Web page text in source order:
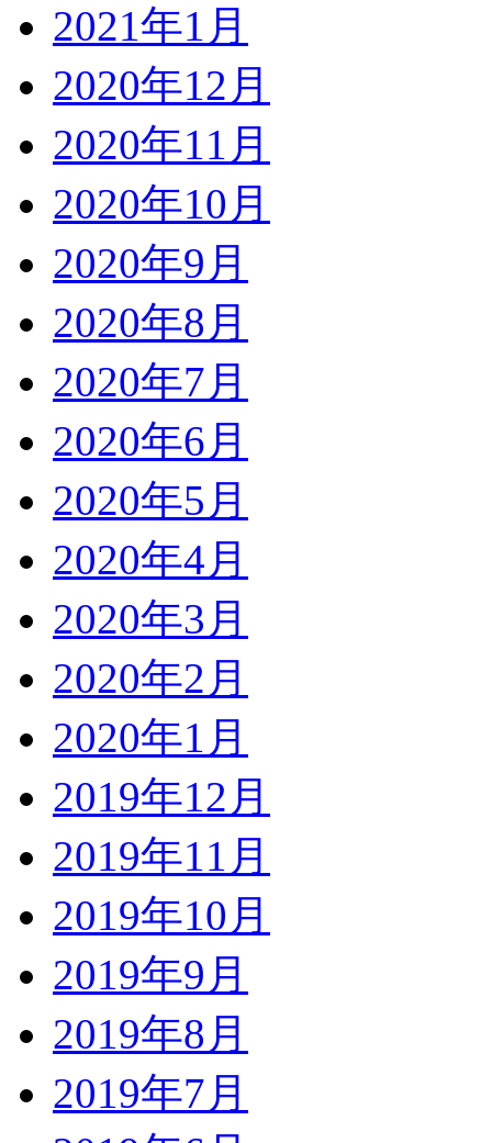
2021年1月
2020年12月
2020年11月
2020年10月
2020年9月
2020年8月
2020年7月
2020年6月
2020年5月
2020年4月
2020年3月
2020年2月
2020年1月
2019年12月
2019年11月
2019年10月
2019年9月
2019年8月
2019年7月